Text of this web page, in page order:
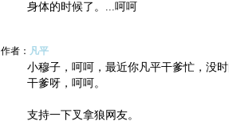
身体的时候了。...呵呵
作者： 凡平
小穆子，呵呵，最近你凡平干爹忙，没
干爹呀，呵呵。
支持一下叉拿狼网友。